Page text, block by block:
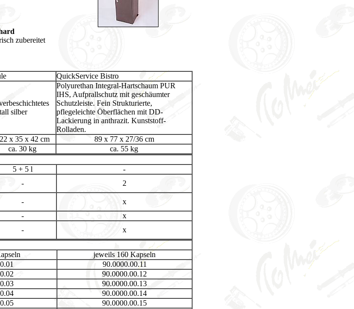
zubereitet
QuickService Bistro
silber
Polyurethan Integral-Hartschaum PUR
IHS, Aufprallschutz mit geschäumter
Schutzleiste. Fein Strukturierte,
pflegeleichte Öberflächen mit DD-
Lackierung in anthrazit. Kunststoff-
Rolladen.
x 35 x 42 cm
89 x 77 x 27/36 cm
ca. 30 kg
ca. 55 kg
5 + 5 l
-
-
2
-
x
-
x
-
x
jeweils 160 Kapseln
90.0000.00.11
90.0000.00.12
90.0000.00.13
90.0000.00.14
90.0000.00.15